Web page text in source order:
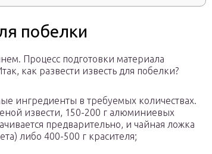
побелки
Процесс подготовки материала
как развести известь для побелки?
ингредиенты в требуемых количествах.
извести, 150-200 г алюминиевых
предварительно, и чайная ложка
либо 400-500 г красителя;